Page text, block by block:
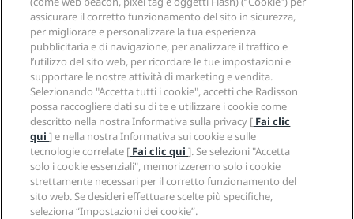
Hotel Approvati per sport
Hotel per famiglie
Salute e sicurezza
Opportunità di lavoro in RHG
Opportunità di lavoro in PPHE
Opportunità di lavoro in EHL
The Club by RHG
Opportunità di sviluppo
Responsible Business
Approvvigionamento
Centro sulla privacy
Note legali
Termini e condizioni di Radisson Rewards
Termini e condizioni di utilizzo del sito
Accessibilità digitale
Dichiarazione sulla schiavitù moderna
Aiuto
Avvisi per i consumatori
Contatti
Domande frequenti
Mappa del sito
Social media
Marchi Radisson Hotels
assicurare il corretto funzionamento del sito in sicurezza,
per migliorare e personalizzare la tua esperienza
pubblicitaria e di navigazione, per analizzare il traffico e
l’utilizzo del sito web, per ricordare le tue impostazioni e
supportare le nostre attività di marketing e vendita.
Selezionando "Accetta tutti i cookie", accetti che Radisson
possa raccogliere dati su di te e utilizzare i cookie come
descritto nella nostra Informativa sulla privacy [ Fai clic
qui] e nella nostra Informativa sui cookie e sulle
tecnologie correlate [ Fai clic qui]. Se selezioni "Accetta
solo i cookie essenziali", memorizzeremo solo i cookie
strettamente necessari per il corretto funzionamento del
sito web. Se desideri effettuare scelte più specifiche,
seleziona “Impostazioni dei cookie”.